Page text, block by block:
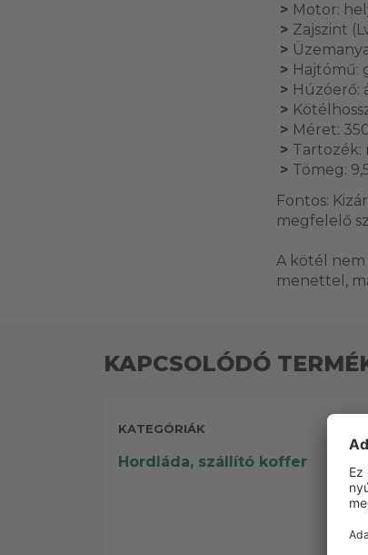
> Motor:
> Zajszint
>
> Hajtómű:
> Húzóerő:
>
> Méret:
> Tartozék:
> Tömeg:
Fontos:
megfelelő
A kötél nem
menettel,
KAPCSOLÓDÓ
KATEGÓRIÁK
Hordláda, szállító koffer